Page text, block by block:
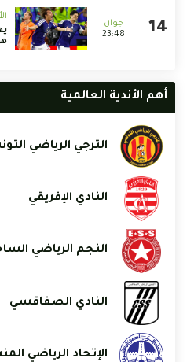
23:48
أهم الأندية العالمية
الترجي الرياضي
النادي الإفريقي
النجم الرياضي
النادي الصفاقسي
الإتحاد الرياضي